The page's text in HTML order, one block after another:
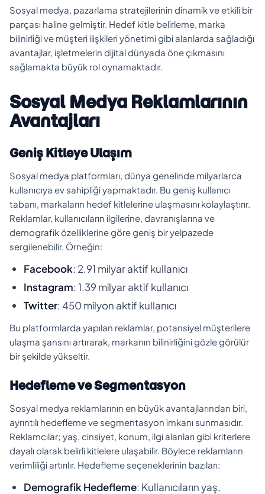
Sosyal medya, pazarlama stratejilerinin dinamik ve etkili bir
parçası haline gelmiştir. Hedef kitle belirleme, marka
bilinirliği ve müşteri ilişkileri yönetimi gibi alanlarda sağladığı
avantajlar, işletmelerin dijital dünyada öne çıkmasını
sağlamakta büyük rol oynamaktadır.
Sosyal Medya Reklamlarının
Avantajları
Geniş Kitleye Ulaşım
Sosyal medya platformları, dünya genelinde milyarlarca
kullanıcıya ev sahipliği yapmaktadır. Bu geniş kullanıcı
tabanı, markaların hedef kitlelerine ulaşmasını kolaylaştırır.
Reklamlar, kullanıcıların ilgilerine, davranışlarına ve
demografik özelliklerine göre geniş bir yelpazede
sergilenebilir. Örneğin:
Facebook: 2.91 milyar aktif kullanıcı
Instagram: 1.39 milyar aktif kullanıcı
Twitter: 450 milyon aktif kullanıcı
Bu platformlarda yapılan reklamlar, potansiyel müşterilere
ulaşma şansını artırarak, markanın bilinirliğini gözle görülür
bir şekilde yükseltir.
Hedefleme ve Segmentasyon
Sosyal medya reklamlarının en büyük avantajlarından biri,
ayrıntılı hedefleme ve segmentasyon imkanı sunmasıdır.
Reklamcılar; yaş, cinsiyet, konum, ilgi alanları gibi kriterlere
dayalı olarak belirli kitlelere ulaşabilir. Böylece reklamların
verimliliği artırılır. Hedefleme seçeneklerinin bazıları:
Demografik Hedefleme: Kullanıcıların yaş,